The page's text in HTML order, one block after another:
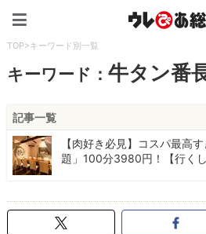
TOP>キーワード別一覧
キーワード：牛タン番
記事一覧
【肉好き必見】コスパ最高
題」100分3980円！【行くし